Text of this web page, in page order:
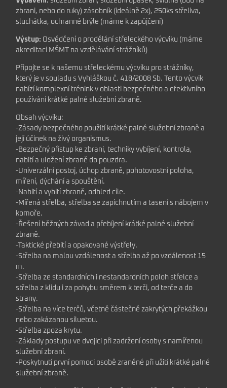
zbrani, nebo do ruky) zásobník (ideálně 2x), 250ks střeliva,
sluchátka, ochranné brýle (máme k zapůjčení)
Výstup: Osvědčení o prodělání střeleckého výcviku (máme
akreditaci MŠMT na vzdělávání strážníků)
Připojte se k našemu střeleckému výcviku pro strážníky,
který je v souladu s Vyhláškou č. 418/2008 Sb. Tento výcvik
nabízí komplexní trénink v oblasti bezpečného a efektivního
používání krátké palné služební zbraně.
Obsah výcviku:
-Zásady bezpečného použití krátké palné služební zbraně a
její účinek na živý organismus.
-Bezpečný přístup ke zbrani, techniky vybíjení, kontrola,
nabití a uložení zbraně do pouzdra.
-Univerzální postoj, úchop zbraně, pohotovostní poloha,
míření, dýchání a spouštění.
-Nabití a vybití zbraně, odhled cíle.
-Mířená střelba, střelba se zapíchnutím a tasení s nábojem v
komoře.
-Řešení běžných závad a přebíjení krátké palné služební
zbraně.
-Taktické přebití a opakované výstřely.
-Střelba na malou vzdálenost a střelba až po vzdálenost 15
m.
-Střelba ze standardních i nestandardních poloh střelce a
střelba z klidu i za pohybu směrem k terči, od terče a do
strany.
-Střelba na více terčů, včetně částečně zakrytých překážkou
nebo zakázanou siluetou.
-Střelba zpoza krytu.
-Základy postupu ve dvojici při zadržení osoby s namířenou
služební zbraní.
-Poskytnutí první pomoci osobě zraněné při užití krátké palné
služební zbraně.